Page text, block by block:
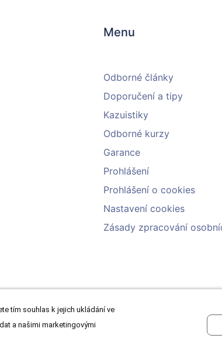
Menu
Odborné články
Doporučení a tipy
Kazuistiky
Odborné kurzy
Garance
Prohlášení
Prohlášení o cookies
Nastavení cookies
Zásady zpracování
tím souhlas k jejich ukládání ve
a našimi marketingovými